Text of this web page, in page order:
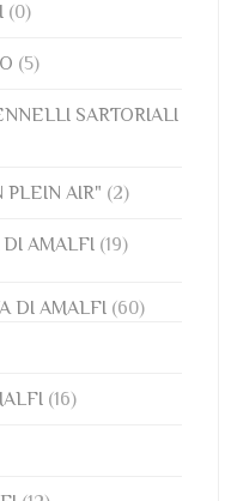
(0)
(5)
SARTORIALI
PLEIN AIR" (2)
DI AMALFI (19)
DI AMALFI (60)
(16)